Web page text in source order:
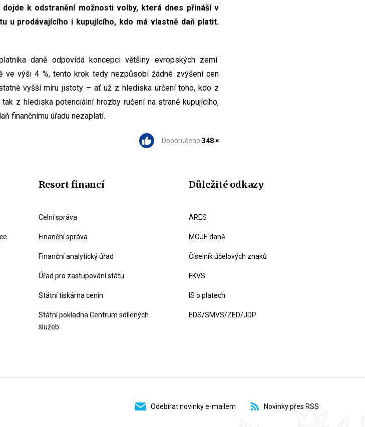
k odstranění možnosti volby, která dnes přináší v
u prodávajícího i kupujícího, kdo má vlastně daň platit.
daně odpovídá koncepci většiny evropských zemí.
ve výši 4 %, tento krok tedy nezpůsobí žádné zvýšení cen
vyšší míru jistoty – ať už z hlediska určení toho, kdo z
z hlediska potenciální hrozby ručení na straně kupujícího,
finančnímu úřadu nezaplatí.
Doporučeno 348 ×
Resort financí
Celní správa
Finanční správa
Finanční analytický úřad
Úřad pro zastupování státu
Státní tiskárna cenin
Státní pokladna Centrum sdílených
služeb
Důležité odkazy
ARES
MOJE daně
Číselník účelových znaků
FKVS
IS o platech
EDS/SMVS/ZED/JDP
Odebírat novinky e-mailem Novinky přes RSS